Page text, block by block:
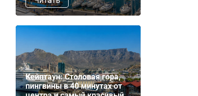
Кейптаун: Столовая гора,
пингвины в 40 минутах от